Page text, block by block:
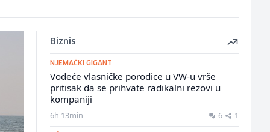
Biznis
NJEMAČKI GIGANT
Vodeće vlasničke porodice u VW-u vrše
pritisak da se prihvate radikalni rezovi u
kompaniji
6h 13min 6 1